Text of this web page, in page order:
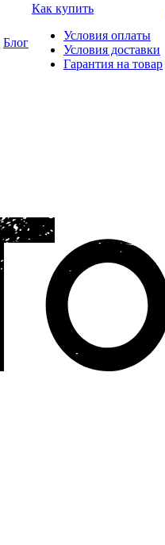
Блог
Как купить
Условия оплаты
Условия доставки
Гарантия на товар